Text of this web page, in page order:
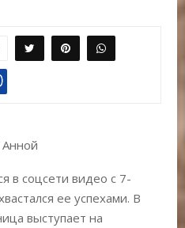
Анной
в соцсети видео с 7-
ее успехами. В
выступает на